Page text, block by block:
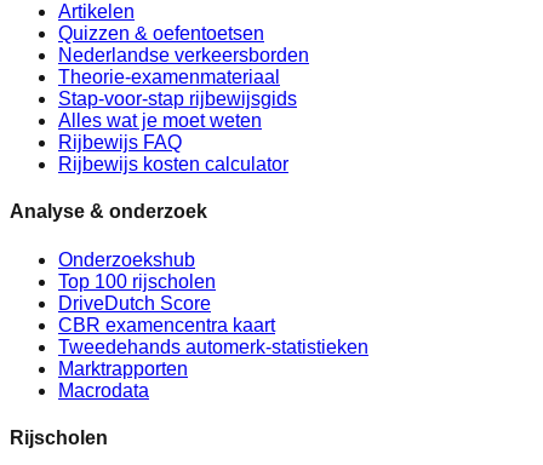
Artikelen
Quizzen & oefentoetsen
Nederlandse verkeersborden
Theorie-examenmateriaal
Stap-voor-stap rijbewijsgids
Alles wat je moet weten
Rijbewijs FAQ
Rijbewijs kosten calculator
Analyse & onderzoek
Onderzoekshub
Top 100 rijscholen
DriveDutch Score
CBR examencentra kaart
Tweedehands automerk-statistieken
Marktrapporten
Macrodata
Rijscholen